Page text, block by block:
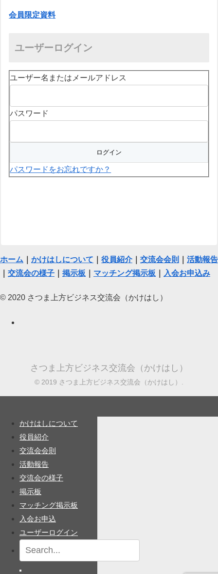
会員限定資料
ユーザーログイン
ユーザー名またはメールアドレス
パスワード
パスワードをお忘れですか？
ホーム かけはしについて 役員紹介｜ 交流会会則
活動報告
交流会の様子 掲示板 マッチング掲示板 入会お申込み
© 2020 さつま上方ビジネス交流会（かけはし）
さつま上方ビジネス交流会（かけはし）
© 2019 さつま上方ビジネス交流会（かけはし）.
かけはしについて
役員紹介
交流会会則
活動報告
交流会の様子
掲示板
マッチング掲示板
入会お申込
ユーザーログイン